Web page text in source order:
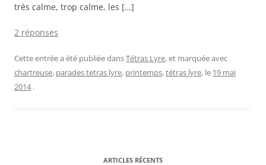
très calme, trop calme, les […]
2 réponses
Cette entrée a été publiée dansTétras Lyre, et marquée avec
chartreuse, parades tetras lyre, printemps,tétras lyre, le 19 mai
2014 .
ARTICLES RÉCENTS